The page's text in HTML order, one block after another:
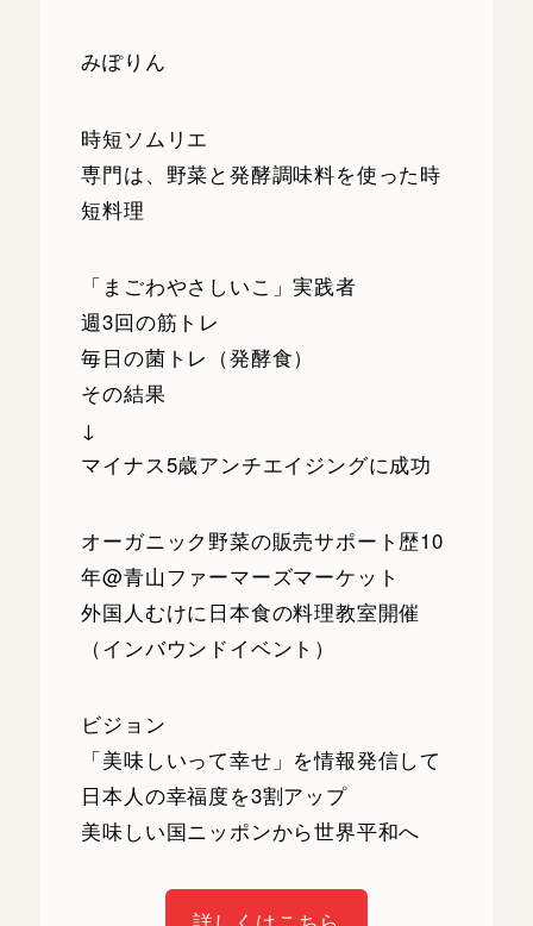
みぽりん
時短ソムリエ
専門は、野菜と発酵調味料を使った時
短料理
「まごわやさしいこ」実践者
週3回の筋トレ
毎日の菌トレ（発酵食）
その結果
↓
マイナス5歳アンチエイジングに成功
オーガニック野菜の販売サポート歴10
年@青山ファーマーズマーケット
外国人むけに日本食の料理教室開催
（インバウンドイベント）
ビジョン
「美味しいって幸せ」を情報発信して
日本人の幸福度を3割アップ
美味しい国ニッポンから世界平和へ